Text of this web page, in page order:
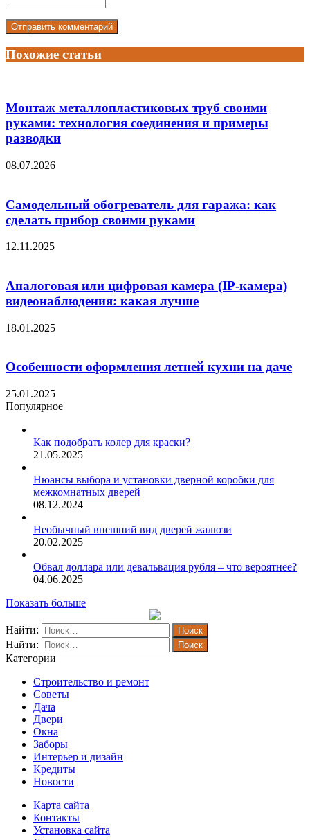
Похожие статьи
Монтаж металлопластиковых труб своими
руками: технология соединения и примеры
разводки
08.07.2026
Самодельный обогреватель для гаража: как
сделать прибор своими руками
12.11.2025
Аналоговая или цифровая камера (IP-камера)
видеонаблюдения: какая лучше
18.01.2025
Особенности оформления летней кухни на даче
25.01.2025
Популярное
Как подобрать колер для краски?
21.05.2025
Нюансы выбора и установки дверной коробки для
межкомнатных дверей
08.12.2024
Необычный внешний вид дверей жалюзи
20.02.2025
Обвал доллара или девальвация рубля – что вероятнее?
04.06.2025
Показать больше
Найти:
Найти:
Категории
Строительство и ремонт
Советы
Дача
Двери
Окна
Заборы
Интерьер и дизайн
Кредиты
Новости
Карта сайта
Контакты
Установка сайта